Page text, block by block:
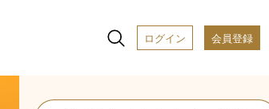
ログイン 会員登録